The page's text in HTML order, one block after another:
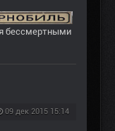
бессмертными
09 дек 2015 15:14